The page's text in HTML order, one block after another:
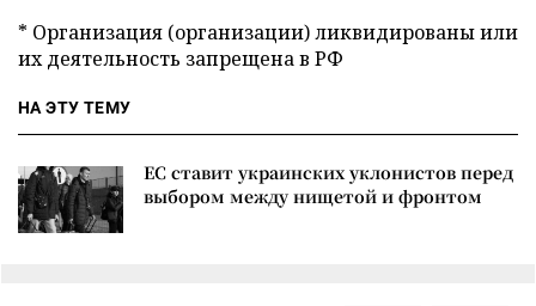
* Организация (организации) ликвидированы или
их деятельность запрещена в РФ
НА ЭТУ ТЕМУ
ЕС ставит украинских уклонистов перед
выбором между нищетой и фронтом